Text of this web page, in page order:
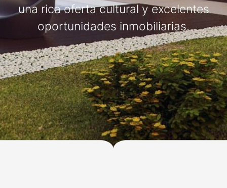
una rica oferta cultural y excelentes
oportunidades inmobiliarias.